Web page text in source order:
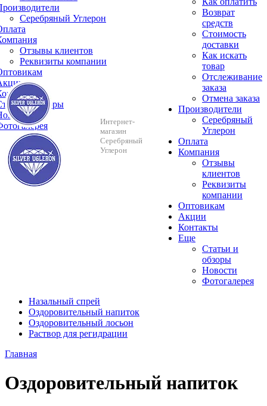
Серебряный Углерон
Отзывы клиентов
Реквизиты компании
и обзоры
Интернет-
магазин
Серебряный
Углерон
Возврат
средств
Стоимость
доставки
Как искать
товар
Отслеживание
заказа
Отмена заказа
Производители
Серебряный
Углерон
Оплата
Компания
Отзывы
клиентов
Реквизиты
компании
Оптовикам
Акции
Контакты
Еще
Cтатьи и
обзоры
Новости
Фотогалерея
Назальный спрей
Оздоровительный напиток
Оздоровительный лосьон
Раствор для регидрации
Главная
Оздоровительный напиток